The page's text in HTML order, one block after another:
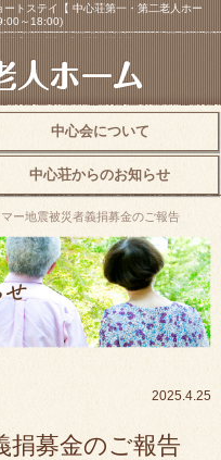
トステイ【 中心荘第一・第二老人ホー
～18:00)
中心会について
中心荘からのお知らせ
マー地震被災者義捐募金のご報告
2025.4.25
捐募金のご報告